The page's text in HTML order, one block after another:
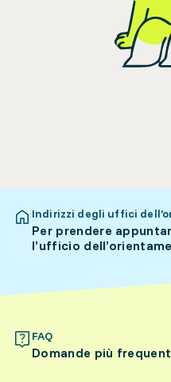
Indirizzi degli uffici
Per prendere
l’ufficio
FAQ
Domande più